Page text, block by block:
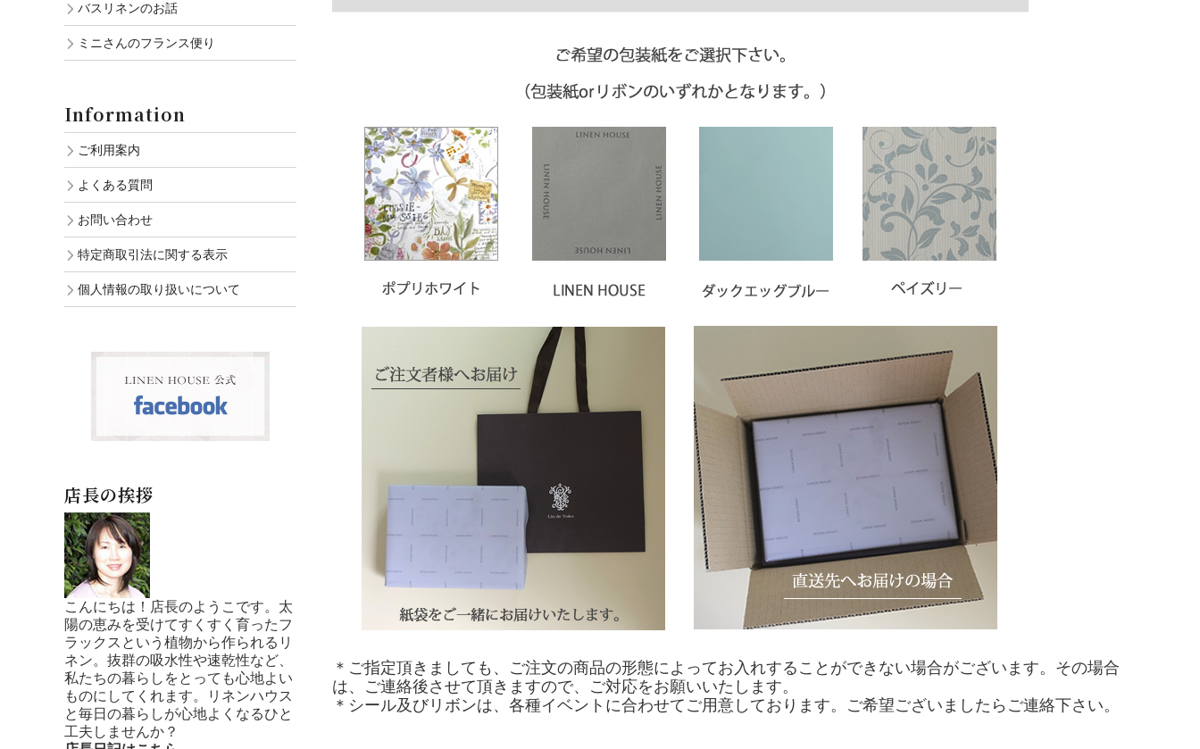
＊ご指定頂きましても、ご注文の商品の形態によってお入れすることができない場合がございます。その場合
は、ご連絡後させて頂きますので、ご対応をお願いいたします。
＊シール及びリボンは、各種イベントに合わせてご用意しております。ご希望ございましたらご連絡下さい。
バスリネンのお話
ミニさんのフランス便り
Information
ご利用案内
よくある質問
お問い合わせ
特定商取引法に関する表示
個人情報の取り扱いについて
店長の挨拶
こんにちは！店長のようこです。太
陽の恵みを受けてすくすく育ったフ
ラックスという植物から作られるリ
ネン。抜群の吸水性や速乾性など、
私たちの暮らしをとっても心地よい
ものにしてくれます。リネンハウス
と毎日の暮らしが心地よくなるひと
工夫しませんか？